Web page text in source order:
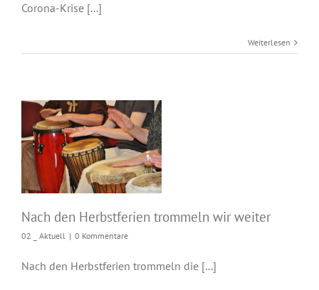
Corona-Krise [...]
Weiterlesen
Nach den
Herbstferien
trommeln wir weiter
Nach den Herbstferien trommeln wir weiter
02 _ Aktuell | 0 Kommentare
Nach den Herbstferien trommeln die [...]